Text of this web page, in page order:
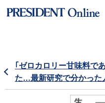
｢ゼロカロリー甘味料で
た…最新研究で分かった